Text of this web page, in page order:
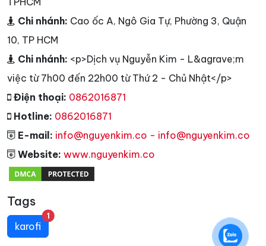
Chi nhánh: Cao ốc A, Ngô Gia Tự, Phường 3, Quận
10, TP HCM
Chi nhánh: <p>Dịch vụ Nguyễn Kim - L&agrave;m
việc từ 7h00 đến 22h00 từ Thứ 2 - Chủ Nhật</p>
Điện thoại: 0862016871
Hotline: 0862016871
E-mail: info@nguyenkim.co - info@nguyenkim.co
Website: www.nguyenkim.co
Tags
karofi
1unread messages